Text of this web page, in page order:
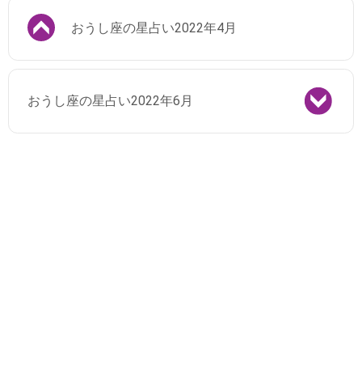
おうし座の星占い2022年4月
おうし座の星占い2022年6月